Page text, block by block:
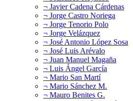
¬ Javier Cadena Cárdenas
¬ Jorge Castro Noriega
¬ Jorge Tenorio Polo
¬ Jorge Velázquez
¬ José Antonio López Sosa
¬ José Luis Arévalo
¬ Juan Manuel Magaña
¬ Luis Ángel García
¬ Mario San Martí
¬ Mario Sánchez M.
¬ Mauro Benites G.